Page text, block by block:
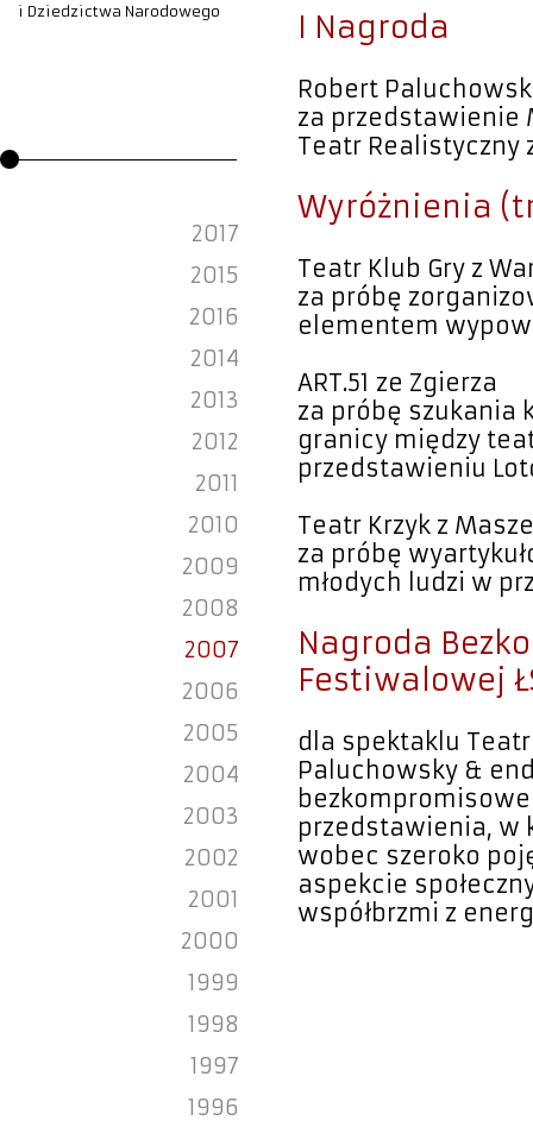
i Dziedzictwa Narodowego
2017
2015
2016
2014
2013
2012
2011
2010
2009
2008
2007
2006
2005
2004
2003
2002
2001
2000
1999
1998
1997
1996
I Nagroda
Robert
za przedstawienie
Teatr Realistyczny
Wyróżnienia
Teatr Klub Gry z
za próbę
elementem
ART.51 ze Zgierza
za próbę szukania
granicy między
przedstawieniu
Teatr Krzyk z
za próbę
młodych ludzi w
Nagroda
Festiwalowej
dla spektaklu
Paluchowsky &
przedstawienia, w
wobec szeroko
aspekcie
współbrzmi z